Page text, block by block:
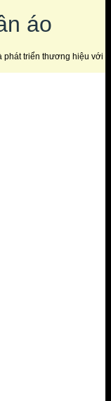
áo
phát triển thương hiệu với